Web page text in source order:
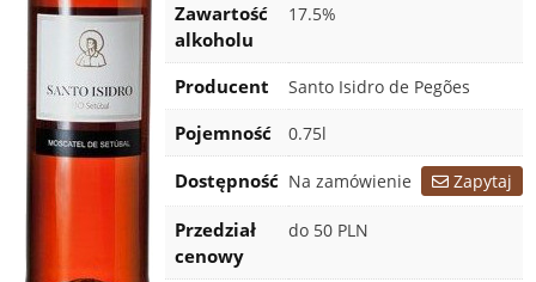
Zawartość
alkoholu
17.5%
Producent Santo Isidro de Pegões
Rocznik
Pojemność 0.75l
Certyfikaty
Dostępność Na zamówienie Zapytaj
Przedział
cenowy
do 50 PLN